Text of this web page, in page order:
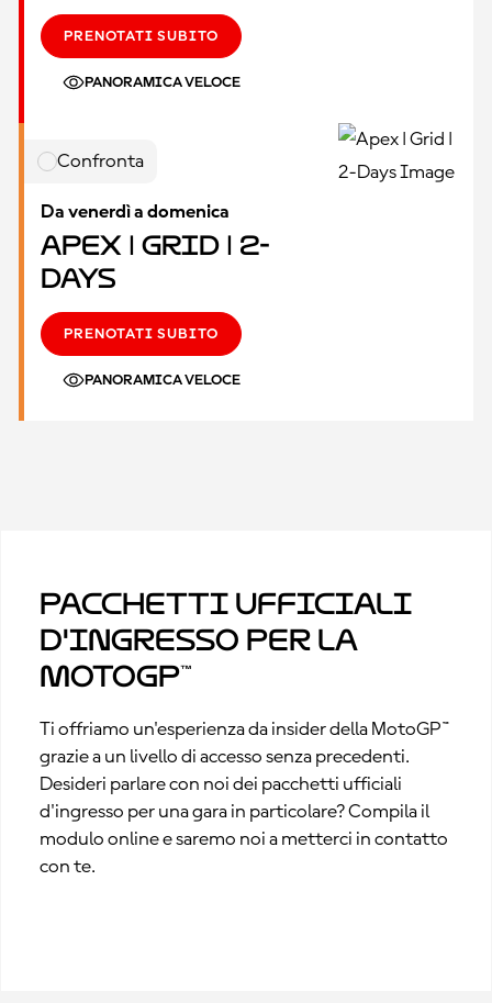
PRENOTATI SUBITO
PANORAMICA VELOCE
Confronta
Da venerdì a domenica
Apex | Grid | 2-
Days
PRENOTATI SUBITO
PANORAMICA VELOCE
Pacchetti ufficiali
d'ingresso per la
MotoGP™
Ti offriamo un'esperienza da insider della MotoGP™
grazie a un livello di accesso senza precedenti.
Desideri parlare con noi dei pacchetti ufficiali
d'ingresso per una gara in particolare? Compila il
modulo online e saremo noi a metterci in contatto
con te.